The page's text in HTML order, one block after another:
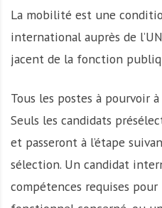
La mobilité est une
international auprès de
jacent de la fonction
Tous les postes à pourvoir à
Seuls les candidats
et passeront à l’étape
sélection. Un candidat
compétences requises